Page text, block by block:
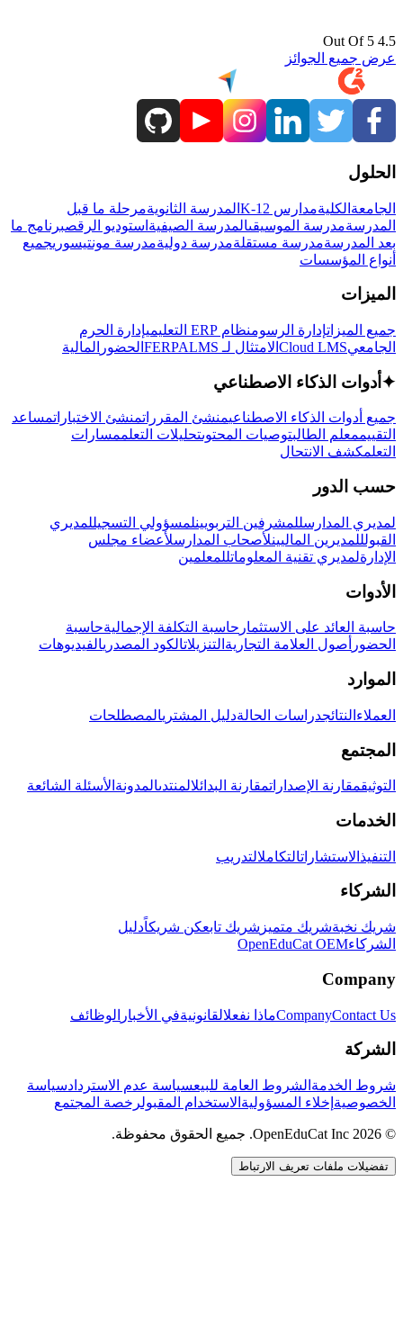
4.5 Out Of 5
عرض جميع الجوائز
الحلول
الجامعة الكليةمدارس K-12 المدرسة الثانويةمرحلة ما قبل
المدرسةمدرسة الموسيقىالمدرسة الصيفية استوديو الرقصبرنامج ما
بعد المدرسةمدرسة مستقلةمدرسة دوليةمدرسة مونتيسوريجميع
أنواع المؤسسات
الميزات
جميع الميزاتإدارة الرسومنظام ERP التعليمي
إدارة الحرم
الجامعيCloud LMS الامتثال لـ FERPA LMS الحضور المالية
✦ أدوات الذكاء الاصطناعي
جميع أدوات الذكاء الاصطناعيمنشئ المقرراتمنشئ الاختباراتمساعد
التقييممعلم الطالبتوصيات المحتوىتحليلات التعلممسارات
التعلمكشف الانتحال
حسب الدور
لمديري المدارسللمشرفين التربويينلمسؤولي التسجيللمديري
القبولللمديرين الماليينلأصحاب المدارسلأعضاء مجلس
الإدارةلمديري تقنية المعلوماتللمعلمين
الأدوات
حاسبة العائد على الاستثمار حاسبة التكلفة الإجماليةحاسبة
الحضور أصول العلامة التجارية التنزيلاتالكود المصدريالفيديوهات
الموارد
العملاء النتائجدراسات الحالةدليل المشتريالمصطلحات
المجتمع
التوثيقمقارنة الإصداراتمقارنة البدائلالمنتدىالمدونة الأسئلة الشائعة
الخدمات
التنفيذ الاستشاراتالتكاملالتدريب
الشركاء
شريك نخبةشريك متميز شريك تابعكن شريكاًدليل
الشركاءOpenEduCat OEM
Company
CompanyContact Us ماذا نفعلالقانونيةفي الأخبار الوظائف
الشركة
شروط الخدمة الشروط العامة للبيعسياسة عدم الاستردادسياسة
الخصوصية إخلاء المسؤولية الاستخدام المقبولرخصة المجتمع
© 2026 OpenEduCat Inc. جميع الحقوق محفوظة.
تفضيلات ملفات تعريف الارتباط